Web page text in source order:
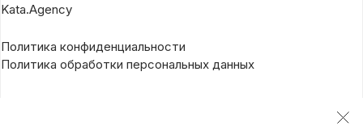
Kata.Agency
Политика конфиденциальности
Политика обработки персональных данных